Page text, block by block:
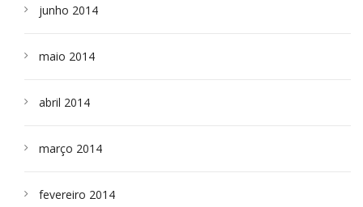
junho 2014
maio 2014
abril 2014
março 2014
fevereiro 2014